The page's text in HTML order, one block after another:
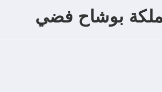
بوشاح فضي